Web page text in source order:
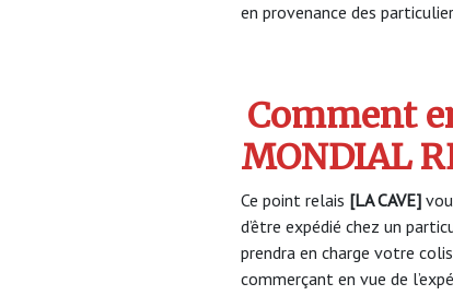
en provenance des
Comment
MONDIAL
Ce point relais [LA CAVE]
d’être expédié chez un
prendra en charge votre
commerçant en vue de